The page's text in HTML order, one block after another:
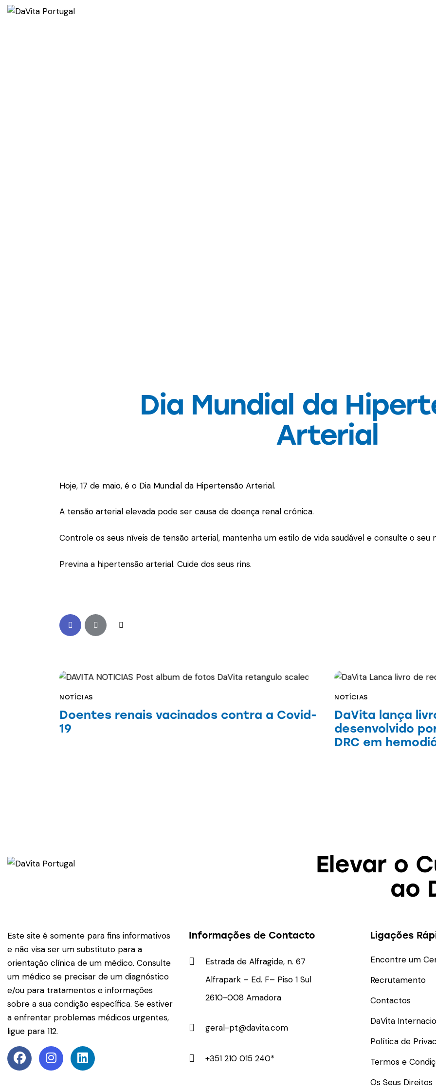
Dia Mundial da
Arterial
Hoje, 17 de maio, é o Dia Mundial da Hipertensão Arterial.
A tensão arterial elevada pode ser causa de doença renal crónica.
Controle os seus níveis de tensão arterial, mantenha um estilo de vida saudável e consulte o seu
Previna a hipertensão arterial. Cuide dos seus rins.
NOTÍCIAS
Doentes renais vacinados contra a Covid-
19
NOTÍCIAS
DaVita lança
desenvolvido
DRC em
Elevar o
ao
Este site é somente para fins informativos
e não visa ser um substituto para a
orientação clínica de um médico. Consulte
um médico se precisar de um diagnóstico
e/ou para tratamentos e informações
sobre a sua condição específica. Se estiver
a enfrentar problemas médicos urgentes,
ligue para 112.
Informações de Contacto
Estrada de Alfragide, n. 67
Alfrapark – Ed. F– Piso 1 Sul
2610-008 Amadora
geral-pt@davita.com
+351 210 015 240*
Ligações
Encontre um
Recrutamento
Contactos
DaVita
Política de
Termos e
Os Seus Direitos